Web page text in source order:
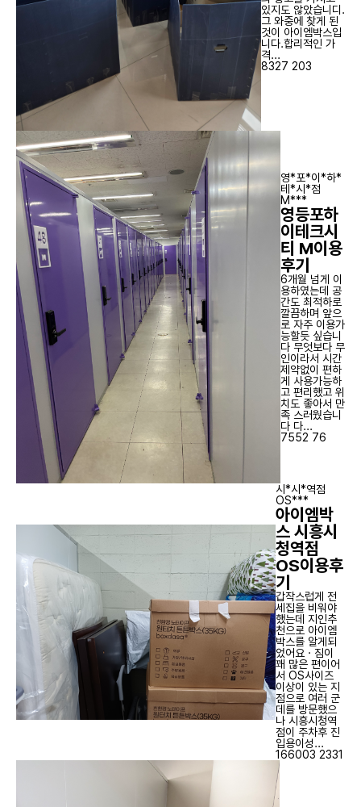
있지도 않았습니디.
그 와중에 찾게 된
것이 아이엠박스입
니다.합리적인 가
격...
8327 203
영*포*이*하*
테*시*점
M***
영등포하
이테크시
티 M이용
후기
6개월 넘게 이
용하였는데 공
간도 최적하로
깔끔하며 앞으
로 자주 이용가
능할듯 싶습니
다 무엇보다 무
인이라서 시간
제약없이 편하
게 사용가능하
고 편리했고 위
치도 좋아서 만
족 스러웠습니
다 다...
7552 76
시*시*역점
OS***
아이엠박
스 시흥시
청역점
OS이용후
기
갑작스럽게 전
세집을 비워야
했는데 지인추
천으로 아이엠
박스를 알게되
었어요ㆍ짐이
꽤 많은 편이어
서 OS사이즈
이상이 있는 지
점으로 여러 군
데를 방문했으
나 시흥시청역
점이 주차후 진
입용이성...
166003 2331